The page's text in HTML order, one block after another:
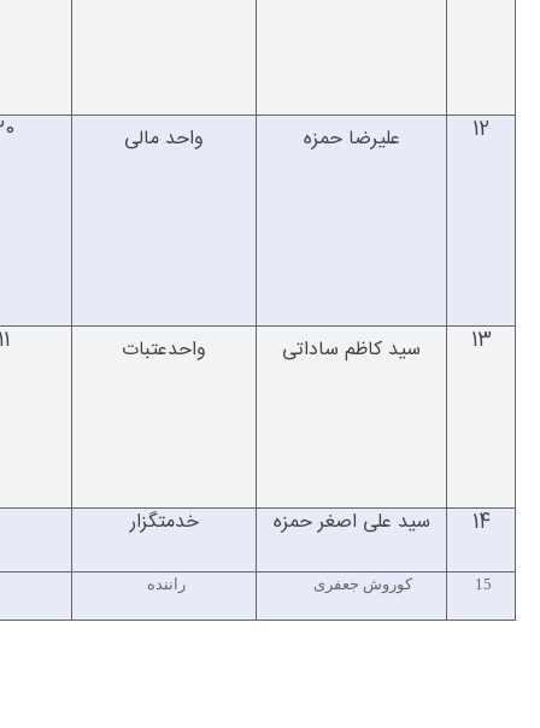
12 علیرضا حمزه واحد مالی
13 سید کاظم ساداتی واحدعتبات
14 سید علی اصغر حمزه خدمتگزار
کوروش جعفری راننده